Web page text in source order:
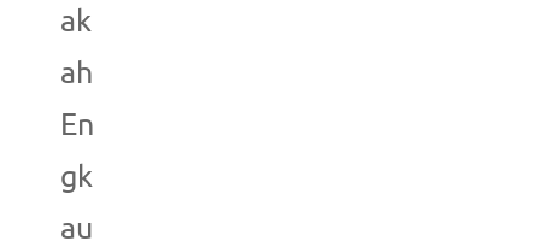
ak
ah
En
gk
au